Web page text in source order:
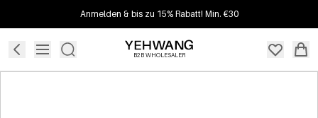
Anmelden & bis zu 15% Rabatt! Min. €30
B2B WHOLESALER